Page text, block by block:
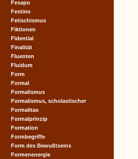
Fesapo
Festino
Fetischismus
Fiktionen
Fidential
Finalität
Fluenten
Fluidum
Form
Formal
Formalismus
Formalismus, scholastischer
Formalitas
Formalprinzip
Formation
Formbegriffe
Form des Bewußtseins
Formenenergie